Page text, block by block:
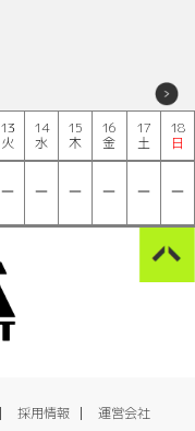
13
火
14
水
15
木
16
金
17
土
18
日
採用情報 運営会社